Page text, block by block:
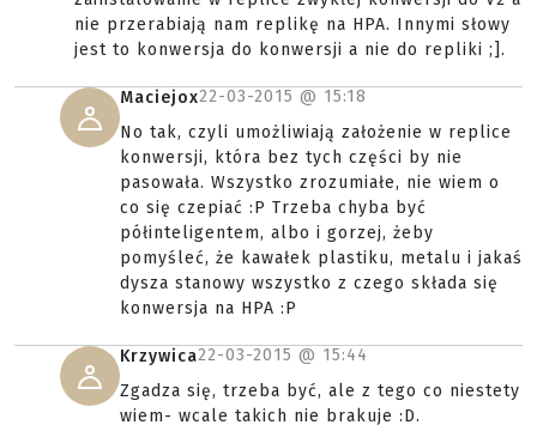
nie przerabiają nam replikę na HPA. Innymi słowy
jest to konwersja do konwersji a nie do repliki ;].
Maciejox22-03-2015 @ 15:18
No tak, czyli umożliwiają założenie w replice
konwersji, która bez tych części by nie
pasowała. Wszystko zrozumiałe, nie wiem o
co się czepiać :P Trzeba chyba być
półinteligentem, albo i gorzej, żeby
pomyśleć, że kawałek plastiku, metalu i jakaś
dysza stanowy wszystko z czego składa się
konwersja na HPA :P
Krzywica22-03-2015 @ 15:44
Zgadza się, trzeba być, ale z tego co niestety
wiem- wcale takich nie brakuje :D.